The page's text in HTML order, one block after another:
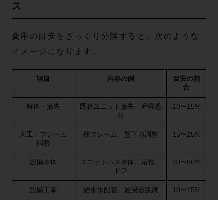
ス
費用の目安をざっくり分解すると、次のような
イメージになります。
項目 内容の例
目安の割
合
解体・撤去
既存ユニット撤去、産廃処
分
10〜15%
大工・フレーム
調整
床フレーム、壁下地調整 15〜25%
設備本体
ユニットバス本体、浴槽、
ドア
40〜50%
設備工事 給排水配管、給湯器接続 10〜15%